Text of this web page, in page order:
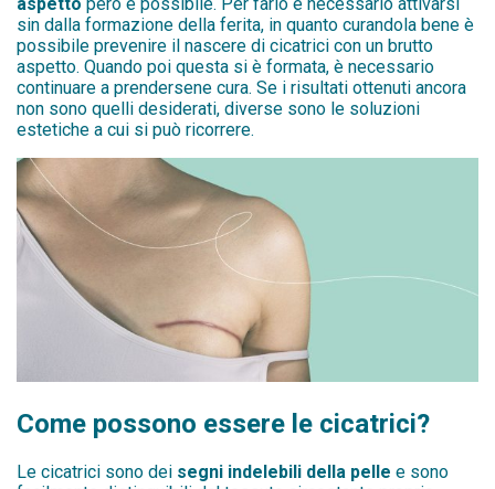
sin dalla formazione della ferita, in quanto curandola bene è
possibile prevenire il nascere di cicatrici con un brutto
aspetto. Quando poi questa si è formata, è necessario
continuare a prendersene cura. Se i risultati ottenuti ancora
non sono quelli desiderati, diverse sono le soluzioni
estetiche a cui si può ricorrere.
Come possono essere le cicatrici?
Le cicatrici sono dei segni indelebili della pelle e sono